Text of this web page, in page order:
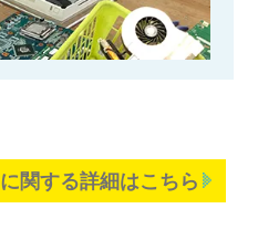
に関する詳細はこちら